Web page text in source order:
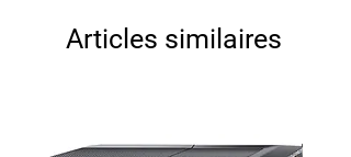
Articles similaires